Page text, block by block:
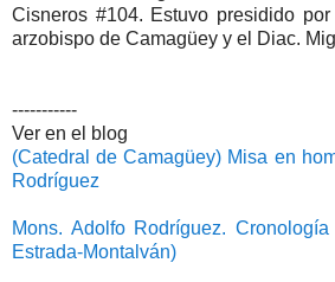
Cisneros #104. Estuvo presidido
arzobispo de Camagüey y el Diac.
-----------
Ver en el blog
(Catedral de Camagüey) Misa en
Rodríguez
Mons. Adolfo Rodríguez.
Estrada-Montalván)